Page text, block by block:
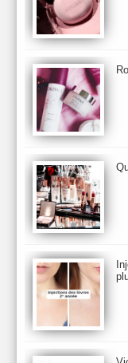
Baija
Bain
BB et CC Crème
Beauty Relooking
Bio Mécanique du
Biolage
Biotherm
Botanicals
Botimyst
Burberry
By Terry
chantecaille
Christophe Robin
Clean Skin care
collection maquillage
Collections
Crème & Sérum
Démaquillant &
Dolce & Gabbana
Dr. Renaud
Ella Baché
Ellis
Essie
Estee